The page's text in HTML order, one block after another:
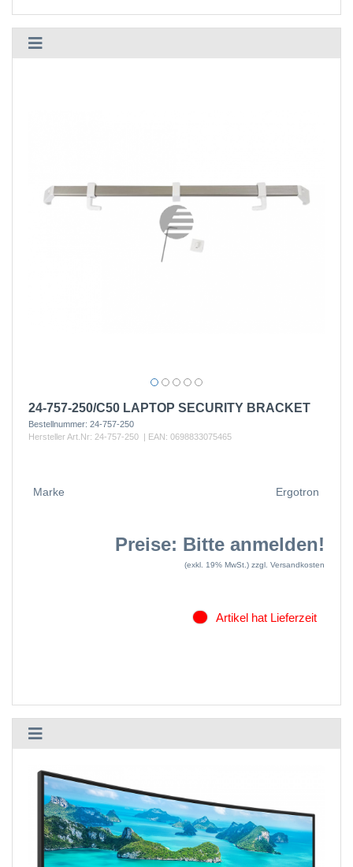
24-757-250/C50 LAPTOP SECURITY BRACKET
Bestellnummer: 24-757-250
Hersteller Art.Nr: 24-757-250 | EAN: 0698833075465
Marke Ergotron
Preise: Bitte anmelden!
(exkl. 19% MwSt.) zzgl. Versandkosten
Artikel hat Lieferzeit